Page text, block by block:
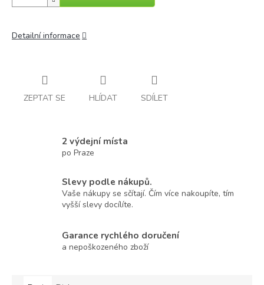
Detailní informace
ZEPTAT SE HLÍDAT SDÍLET
2 výdejní místa
po Praze
Slevy podle nákupů.
Vaše nákupy se sčítají. Čím více nakoupíte, tím
vyšší slevy docílíte.
Garance rychlého doručení
a nepoškozeného zboží